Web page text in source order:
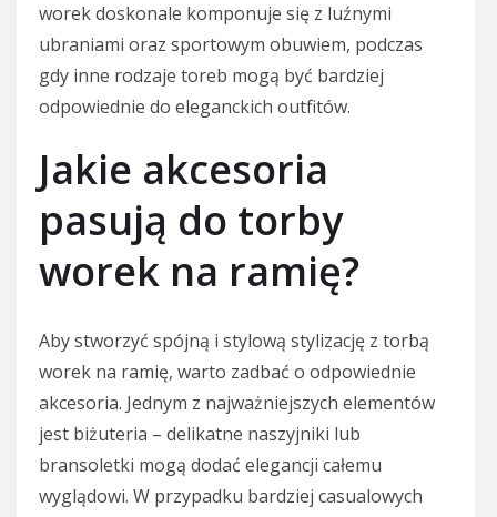
worek doskonale komponuje się z luźnymi
ubraniami oraz sportowym obuwiem, podczas
gdy inne rodzaje toreb mogą być bardziej
odpowiednie do eleganckich outfitów.
Jakie akcesoria
pasują do torby
worek na ramię?
Aby stworzyć spójną i stylową stylizację z torbą
worek na ramię, warto zadbać o odpowiednie
akcesoria. Jednym z najważniejszych elementów
jest biżuteria – delikatne naszyjniki lub
bransoletki mogą dodać elegancji całemu
wyglądowi. W przypadku bardziej casualowych